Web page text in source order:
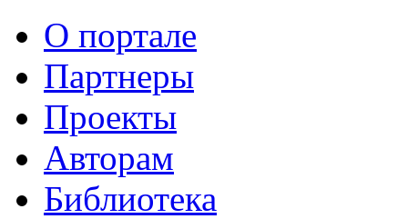
О портале
Партнеры
Проекты
Авторам
Библиотека